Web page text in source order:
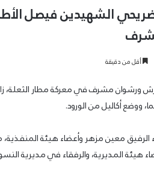
ضريحي الشهيدين فيصل
أقل من دقيقة
ورشوان مشرف في معركة مطار الثعلة،
ووضع أكاليل من الورود.
معين مزهر وأعضاء هيئة المنفذية،
هيئة المديرية، والرفقاء في مديرية